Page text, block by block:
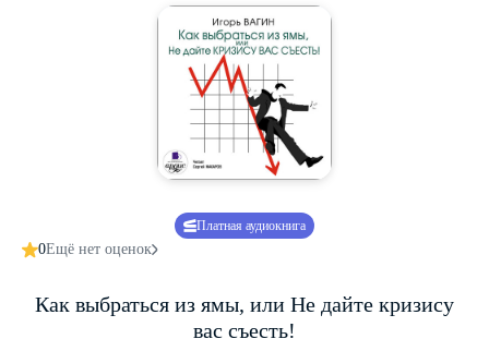
Платная аудиокнига
0Ещё нет оценок
Как выбраться из ямы, или Не дайте кризису
вас съесть!